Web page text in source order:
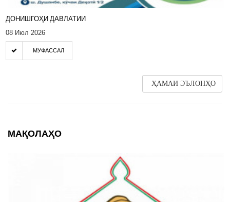
ДОНИШГОҲИ ДАВЛАТИИ
08 Июл 2026
МУФАССАЛ
ҲАМАИ ЭЪЛОНҲО
МАҚОЛАҲО